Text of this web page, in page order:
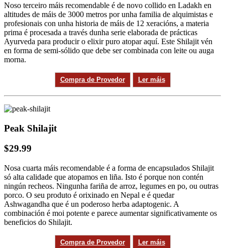
Noso terceiro máis recomendable é de novo collido en Ladakh en
altitudes de máis de 3000 metros por unha familia de alquimistas e
profesionais con unha historia de máis de 12 xeracións, a materia
prima é procesada a través dunha serie elaborada de prácticas
Ayurveda para producir o elixir puro atopar aquí. Este Shilajit vén
en forma de semi-sólido que debe ser combinada con leite ou auga
morna.
Compra de Provedor Ler máis
Peak Shilajit
$29.99
Nosa cuarta máis recomendable é a forma de encapsulados Shilajit
só alta calidade que atopamos en liña. Isto é porque non contén
ningún recheos. Ningunha fariña de arroz, legumes en po, ou outras
porco. O seu produto é orixinado en Nepal e é quedar
Ashwagandha que é un poderoso herba adaptogenic. A
combinación é moi potente e parece aumentar significativamente os
beneficios do Shilajit.
Compra de Provedor Ler máis